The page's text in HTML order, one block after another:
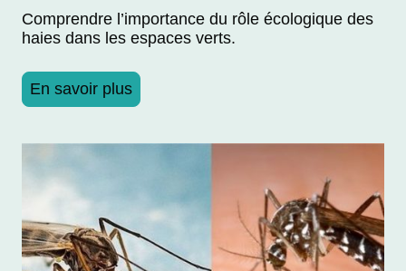
Comprendre l’importance du rôle écologique des
haies dans les espaces verts.
En savoir plus